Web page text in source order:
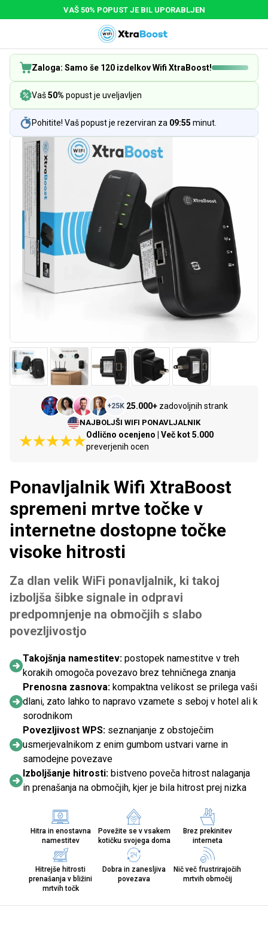
VAŠ 50% POPUST JE BIL UPORABLJEN
Zaloga: Samo še 120 izdelkov Wifi XtraBoost!
Vaš50% popust je uveljavljen
Pohitite! Vaš popust je rezerviran za 09:55 minut.
+25K 25.000+ zadovoljnih strank
NAJBOLJŠI WIFI PONAVLJALNIK
Odlično ocenjeno | Več kot 5.000
preverjenih ocen
Ponavljalnik Wifi XtraBoost
spremeni mrtve točke v
internetne dostopne točke
visoke hitrosti
Za dlan velik WiFi ponavljalnik, ki takoj
izboljša šibke signale in odpravi
predpomnjenje na območjih s slabo
povezljivostjo
Takojšnja namestitev: postopek namestitve v treh
korakih omogoča povezavo brez tehničnega znanja
Prenosna zasnova: kompaktna velikost se prilega vaši
dlani, zato lahko to napravo vzamete s seboj v hotel ali k
sorodnikom
Povezljivost WPS: seznanjanje z obstoječim
usmerjevalnikom z enim gumbom ustvari varne in
samodejne povezave
Izboljšanje hitrosti: bistveno poveča hitrost nalaganja
in prenašanja na območjih, kjer je bila hitrost prej nizka
Hitra in enostavna
namestitev
Povežite se v vsakem
kotičku svojega doma
Brez prekinitev
interneta
Hitrejše hitrosti
prenašanja v bližini
mrtvih točk
Dobra in zanesljiva
povezava
Nič več frustrirajočih
mrtvih območij